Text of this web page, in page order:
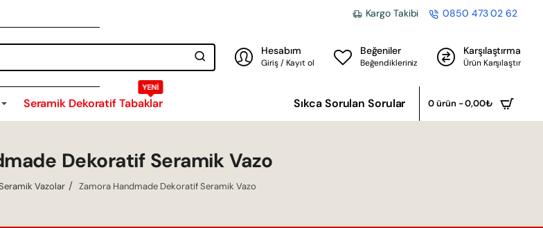
Kargo Takibi 0850 473 02 62
Hesabım
Giriş / Kayıt ol
Beğeniler
Beğendikleriniz
Karşılaştırma
Ürün Karşılaştır
Seramik Dekoratif Tabaklar
YENI
Sıkca Sorulan Sorular 0 ürün - 0,00₺
Dekoratif Seramik Vazo
Vazolar Zamora Handmade Dekoratif Seramik Vazo